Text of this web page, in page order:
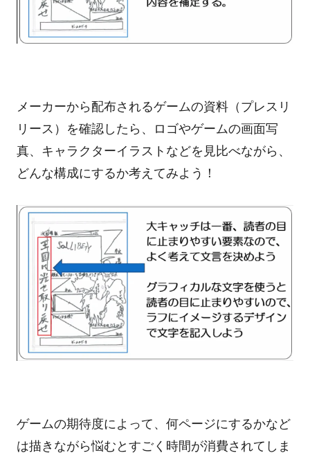
メーカーから配布されるゲームの資料（プレスリ
リース）を確認したら、ロゴやゲームの画面写
真、キャラクターイラストなどを見比べながら、
どんな構成にするか考えてみよう！
ゲームの期待度によって、何ページにするかなど
は描きながら悩むとすごく時間が消費されてしま